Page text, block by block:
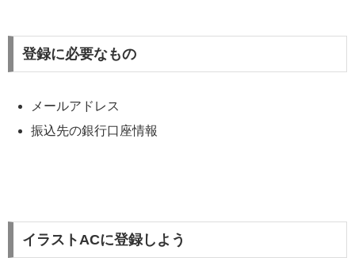
登録に必要なもの
メールアドレス
振込先の銀行口座情報
イラストACに登録しよう